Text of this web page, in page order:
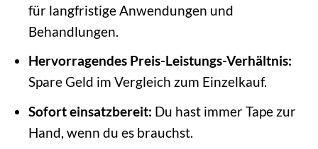
für langfristige Anwendungen und
Behandlungen.
Hervorragendes Preis-Leistungs-Verhältnis:
Spare Geld im Vergleich zum Einzelkauf.
Sofort einsatzbereit: Du hast immer Tape zur
Hand, wenn du es brauchst.